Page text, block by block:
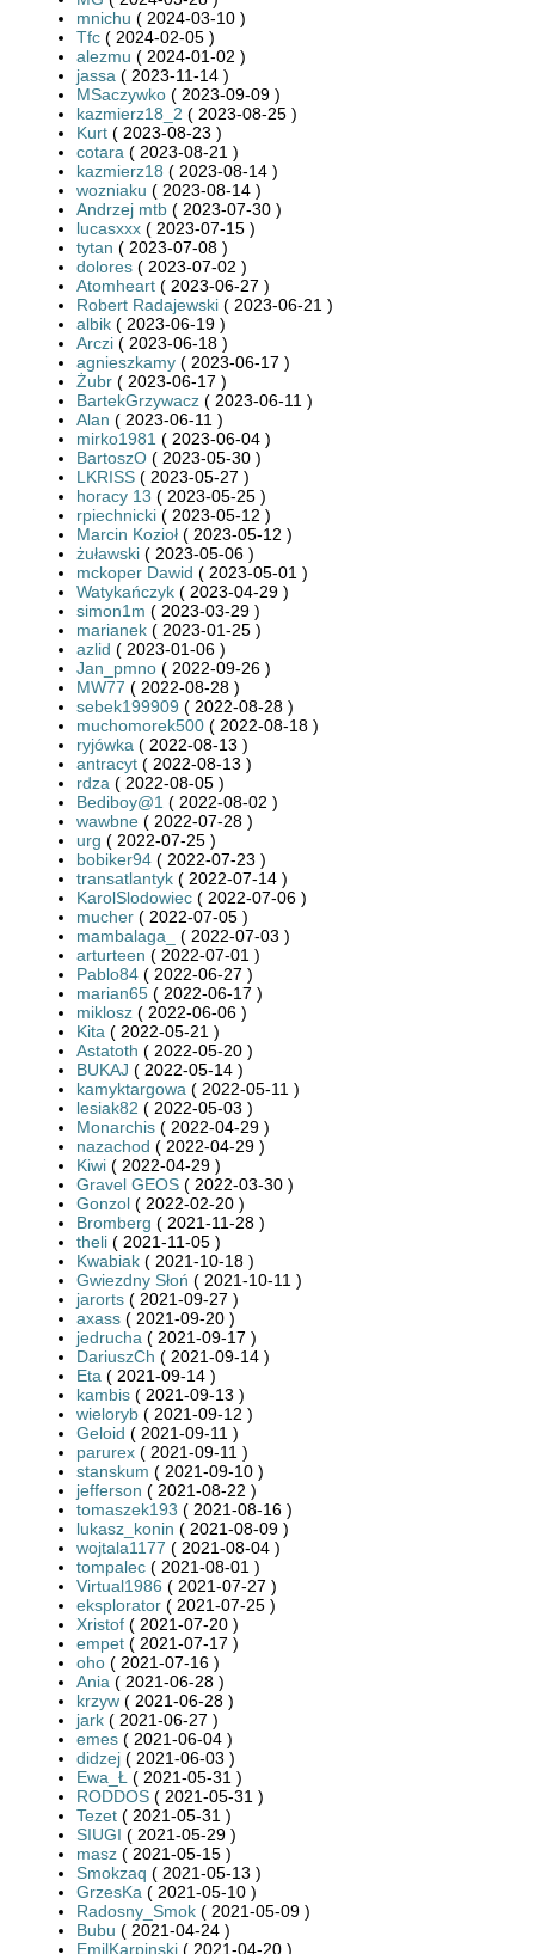
mnichu ( 2024-03-10 )
Tfc ( 2024-02-05 )
alezmu ( 2024-01-02 )
jassa ( 2023-11-14 )
MSaczywko ( 2023-09-09 )
kazmierz18_2 ( 2023-08-25 )
Kurt ( 2023-08-23 )
cotara ( 2023-08-21 )
kazmierz18 ( 2023-08-14 )
wozniaku ( 2023-08-14 )
Andrzej mtb ( 2023-07-30 )
lucasxxx ( 2023-07-15 )
tytan ( 2023-07-08 )
dolores ( 2023-07-02 )
Atomheart ( 2023-06-27 )
Robert Radajewski ( 2023-06-21 )
albik ( 2023-06-19 )
Arczi ( 2023-06-18 )
agnieszkamy ( 2023-06-17 )
Żubr ( 2023-06-17 )
BartekGrzywacz ( 2023-06-11 )
Alan ( 2023-06-11 )
mirko1981 ( 2023-06-04 )
BartoszO ( 2023-05-30 )
LKRISS ( 2023-05-27 )
horacy 13 ( 2023-05-25 )
rpiechnicki ( 2023-05-12 )
Marcin Kozioł ( 2023-05-12 )
żuławski ( 2023-05-06 )
mckoper Dawid ( 2023-05-01 )
Watykańczyk ( 2023-04-29 )
simon1m ( 2023-03-29 )
marianek ( 2023-01-25 )
azlid ( 2023-01-06 )
Jan_pmno ( 2022-09-26 )
MW77 ( 2022-08-28 )
sebek199909 ( 2022-08-28 )
muchomorek500 ( 2022-08-18 )
ryjówka ( 2022-08-13 )
antracyt ( 2022-08-13 )
rdza ( 2022-08-05 )
Bediboy@1 ( 2022-08-02 )
wawbne ( 2022-07-28 )
urg ( 2022-07-25 )
bobiker94 ( 2022-07-23 )
transatlantyk ( 2022-07-14 )
KarolSlodowiec ( 2022-07-06 )
mucher ( 2022-07-05 )
mambalaga_
( 2022-07-03 )
arturteen ( 2022-07-01 )
Pablo84 ( 2022-06-27 )
marian65 ( 2022-06-17 )
miklosz ( 2022-06-06 )
Kita ( 2022-05-21 )
Astatoth ( 2022-05-20 )
BUKAJ ( 2022-05-14 )
kamyktargowa ( 2022-05-11 )
lesiak82 ( 2022-05-03 )
Monarchis ( 2022-04-29 )
nazachod ( 2022-04-29 )
Kiwi ( 2022-04-29 )
Gravel GEOS ( 2022-03-30 )
Gonzol ( 2022-02-20 )
Bromberg ( 2021-11-28 )
theli ( 2021-11-05 )
Kwabiak ( 2021-10-18 )
Gwiezdny Słoń ( 2021-10-11 )
jarorts ( 2021-09-27 )
axass ( 2021-09-20 )
jedrucha ( 2021-09-17 )
DariuszCh ( 2021-09-14 )
Eta ( 2021-09-14 )
kambis ( 2021-09-13 )
wieloryb ( 2021-09-12 )
Geloid ( 2021-09-11 )
parurex ( 2021-09-11 )
stanskum ( 2021-09-10 )
jefferson ( 2021-08-22 )
tomaszek193 ( 2021-08-16 )
lukasz_konin ( 2021-08-09 )
wojtala1177 ( 2021-08-04 )
tompalec ( 2021-08-01 )
Virtual1986 ( 2021-07-27 )
eksplorator ( 2021-07-25 )
Xristof ( 2021-07-20 )
empet ( 2021-07-17 )
oho ( 2021-07-16 )
Ania ( 2021-06-28 )
krzyw ( 2021-06-28 )
jark ( 2021-06-27 )
emes ( 2021-06-04 )
didzej ( 2021-06-03 )
Ewa_Ł ( 2021-05-31 )
RODDOS ( 2021-05-31 )
Tezet ( 2021-05-31 )
SIUGI ( 2021-05-29 )
masz ( 2021-05-15 )
Smokzaq ( 2021-05-13 )
GrzesKa ( 2021-05-10 )
Radosny_Smok ( 2021-05-09 )
Bubu ( 2021-04-24 )
EmilKarpinski ( 2021-04-20 )